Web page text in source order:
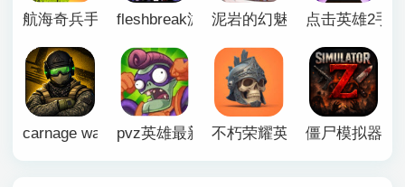
航海奇兵手游正版fleshbreak游戏下载泥岩的幻魅寂途手机版
点击英雄2手
carnage wars英文版pvz英雄最新版本不朽荣耀英文版僵尸模拟器Z